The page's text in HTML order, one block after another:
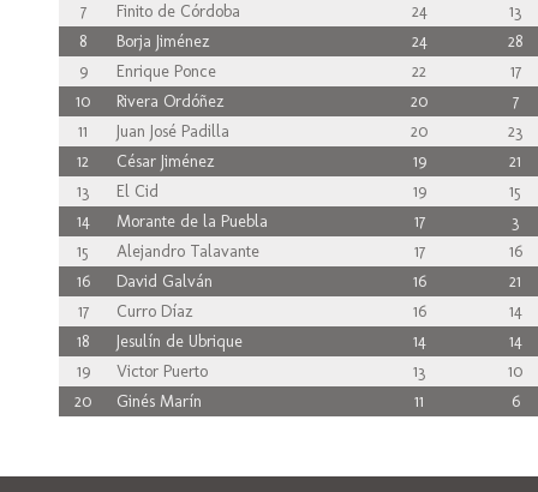
7
Finito de Córdoba 24
13
8
Borja Jiménez 24
28
9
Enrique Ponce 22
17
10
Rivera Ordóñez 20
7
11
Juan José Padilla 20
23
12
César Jiménez 19
21
13
El Cid 19
15
14
Morante de la Puebla 17
3
15
Alejandro Talavante 17
16
16
David Galván 16
21
17
Curro Díaz 16
14
18
Jesulín de Ubrique 14
14
19
Victor Puerto 13
10
20
Ginés Marín 11 6